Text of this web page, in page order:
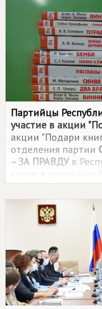
запрете
был внесен на
Государственной
Для поддержки
микрофинансовых
предлагает
доход и
избыточную
Партийцы
участие в акции
акции "Подари
отделения партии
– ЗА ПРАВДУв
книги в школьные